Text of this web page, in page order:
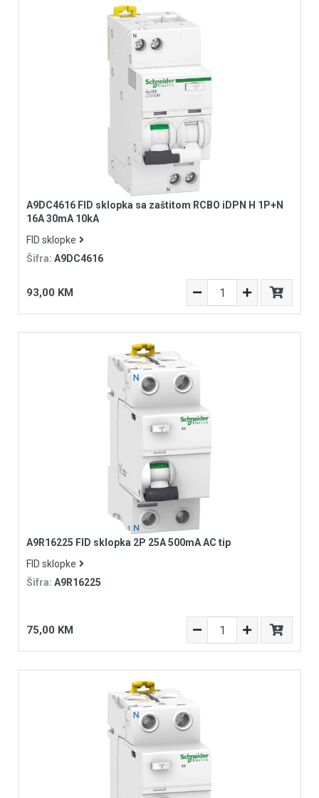
A9DC4616 FID sklopka sa zaštitom RCBO iDPN H 1P+N
16A 30mA 10kA
FID sklopke
Šifra: A9DC4616
93,00 KM
A9R16225 FID sklopka 2P 25A 500mA AC tip
FID sklopke
Šifra: A9R16225
75,00 KM